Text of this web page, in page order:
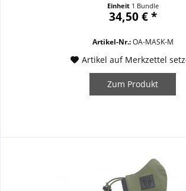
unkomplizierte Handhabung und
besteht aus einer doppelten
Einheit 1 Bundle
34,50 € *
Artikel-Nr.:OA-MASK-M
Artikel auf Merkzettel
Zum Produkt